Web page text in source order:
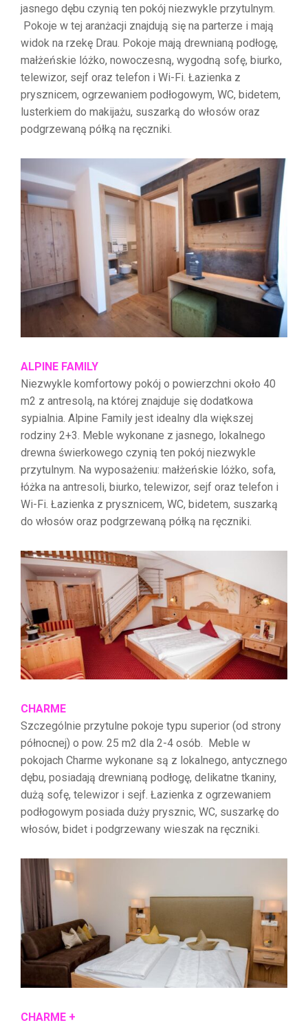
jasnego dębu czynią ten pokój niezwykle przytulnym.
Pokoje w tej aranżacji znajdują się na parterze i mają
widok na rzekę Drau. Pokoje mają drewnianą podłogę,
małżeńskie lóżko, nowoczesną, wygodną sofę, biurko,
telewizor, sejf oraz telefon i Wi-Fi. Łazienka z
prysznicem, ogrzewaniem podłogowym, WC, bidetem,
lusterkiem do makijażu, suszarką do włosów oraz
podgrzewaną półką na ręczniki.
ALPINE FAMILY
Niezwykle komfortowy pokój o powierzchni około 40
m2 z antresolą, na której znajduje się dodatkowa
sypialnia. Alpine Family jest idealny dla większej
rodziny 2+3. Meble wykonane z jasnego, lokalnego
drewna świerkowego czynią ten pokój niezwykle
przytulnym. Na wyposażeniu: małżeńskie lóżko, sofa,
łóżka na antresoli, biurko, telewizor, sejf oraz telefon i
Wi-Fi. Łazienka z prysznicem, WC, bidetem, suszarką
do włosów oraz podgrzewaną półką na ręczniki.
CHARME
Szczególnie przytulne pokoje typu superior (od strony
północnej) o pow. 25 m2 dla 2-4 osób. Meble w
pokojach Charme wykonane są z lokalnego, antycznego
dębu, posiadają drewnianą podłogę, delikatne tkaniny,
dużą sofę, telewizor i sejf. Łazienka z ogrzewaniem
podłogowym posiada duży prysznic, WC, suszarkę do
włosów, bidet i podgrzewany wieszak na ręczniki.
CHARME +